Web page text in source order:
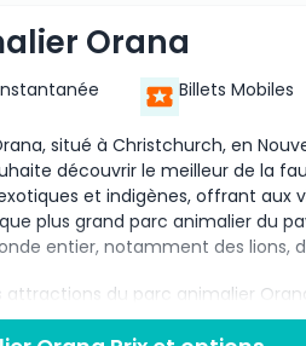
Orana
Billets Mobiles
situé à Christchurch, en
découvrir le meilleur de la
et indigènes, offrant aux
plus grand parc animalier du
entier, notamment des lions,
attractions du parc animalier
est dédié à la conservation de la